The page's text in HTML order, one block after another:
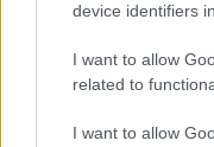
device identifiers
I want to allow
related to
I want to allow